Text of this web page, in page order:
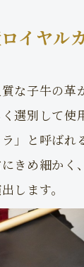
イヤル
な子牛の革
選別して使
」と呼ばれ
きめ細かく
します。